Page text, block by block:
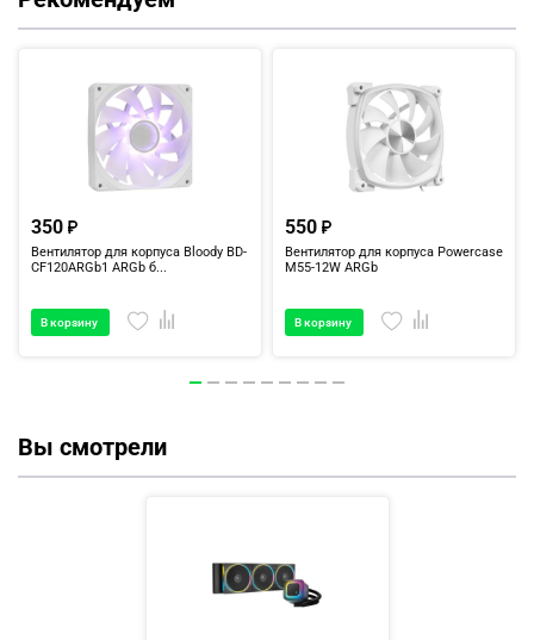
350
Вентилятор для корпуса Bloody BD-
CF120ARGb1 ARGb б...
В корзину
550
Вентилятор для корпуса Powercase
M55-12W ARGb
В корзину
Вы смотрели